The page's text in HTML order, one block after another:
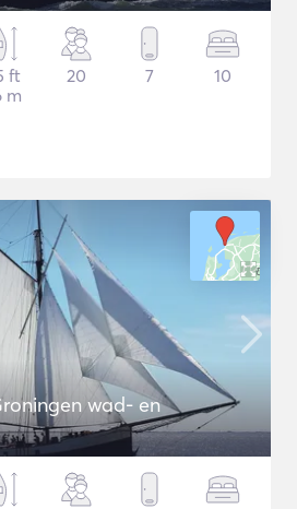
ft
m
20 7 10
wad- en